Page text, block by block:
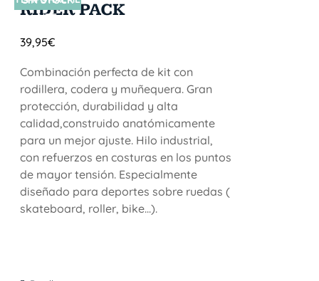
NTE
RIDER PACK
39,95€
Combinación perfecta de kit con
rodillera, codera y muñequera. Gran
protección, durabilidad y alta
calidad,construido anatómicamente
para un mejor ajuste. Hilo industrial,
con refuerzos en costuras en los puntos
de mayor tensión. Especialmente
diseñado para deportes sobre ruedas (
skateboard, roller, bike...).